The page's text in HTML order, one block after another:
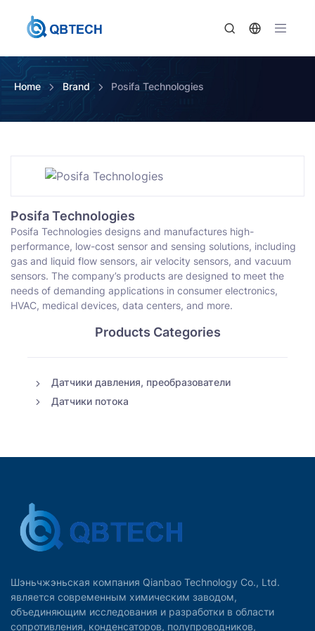
Home Brand Posifa Technologies
Posifa Technologies
Posifa Technologies designs and manufactures high-
performance, low-cost sensor and sensing solutions, including
gas and liquid flow sensors, air velocity sensors, and vacuum
sensors. The company’s products are designed to meet the
needs of demanding applications in consumer electronics,
HVAC, medical devices, data centers, and more.
Products Categories
Датчики давления, преобразователи
Датчики потока
Шэньчжэньская компания Qianbao Technology Co., Ltd.
является современным химическим заводом,
объединяющим исследования и разработки в области
сопротивления, конденсаторов, полупроводников,